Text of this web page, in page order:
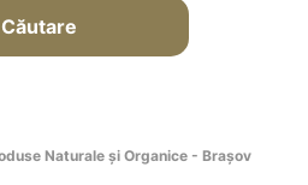
Căutare
Naturale și Organice - Braşov